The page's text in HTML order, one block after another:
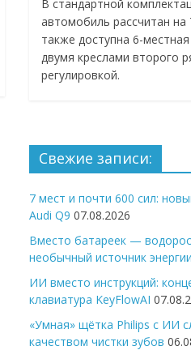
В стандартной
автомобиль рассчитан на
также доступна 6-
двумя креслами второго
регулировкой.
Свежие записи:
7 мест и почти 600 сил:
Audi Q9 07.08.2026
Вместо батареек —
необычный источник энергии
ИИ вместо инструкций:
клавиатура KeyFlowAI
«Умная» щётка Philips с ИИ
качеством чистки зубов